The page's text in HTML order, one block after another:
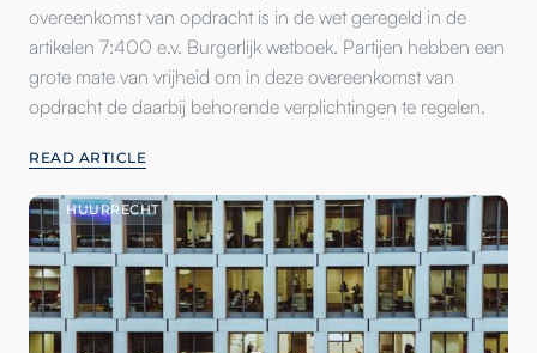
overeenkomst van opdracht is in de wet geregeld in de
artikelen 7:400 e.v. Burgerlijk wetboek. Partijen hebben een
grote mate van vrijheid om in deze overeenkomst van
opdracht de daarbij behorende verplichtingen te regelen.
READ ARTICLE
HUURRECHT